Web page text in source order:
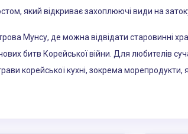
який відкриває захоплюючі види на
Мунсу, де можна відвідати старовинні
битв Корейської війни. Для любителів
корейської кухні, зокрема морепродукти,